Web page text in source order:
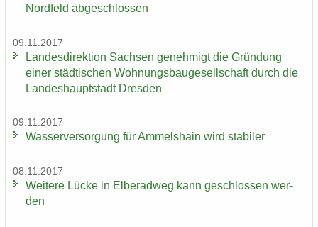
Nordfeld ab­ge­schlos­sen
09.11.2017
Lan­des­di­rek­ti­on Sach­sen ge­neh­migt die Grün­dung
einer städ­ti­schen Woh­nungs­bau­ge­sell­schaft durch die
Lan­des­haupt­stadt Dres­den
09.11.2017
Was­ser­ver­sor­gung für Am­mels­hain wird sta­bi­ler
08.11.2017
Wei­te­re Lücke in El­be­rad­weg kann ge­schlos­sen wer­
den